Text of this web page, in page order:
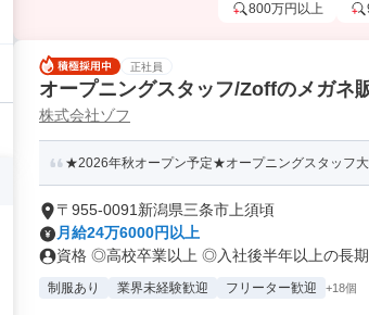
800万円以上
正社員
オープニングスタッフ/Zoffのメガネ
株式会社ゾフ
★2026年秋オープン予定★オープニングスタッフ
〒955-0091新潟県三条市上須頃
月給24万6000円以上
資格 ◎高校卒業以上 ◎入社後半年以上の長期
制服あり 業界未経験歓迎 フリーター歓迎 +18個